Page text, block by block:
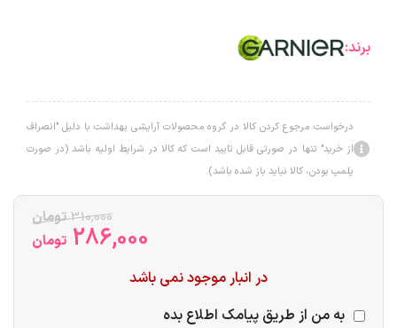
برند:
درخواست مرجوع کردن کالا در گروه محصولات آرایشی بهداشت با دلیل "انصراف
از خرید" تنها در صورتی قابل تایید است که کالا در شرایط اولیه باشد (در صورت
پلمپ بودن، کالا نباید باز شده باشد).
310,000 تومان
286,000 تومان
در انبار موجود نمی باشد
به من از طریق پیامک اطلاع بده